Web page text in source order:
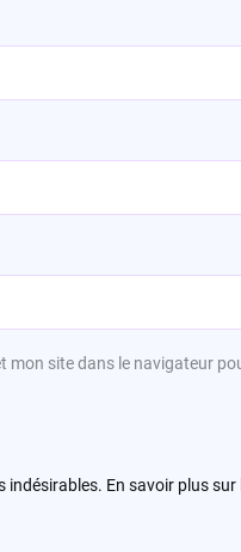
mon site dans le navigateur
indésirables. En savoir plus